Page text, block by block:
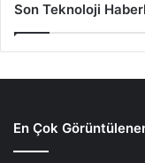
Son Teknoloji
En Çok